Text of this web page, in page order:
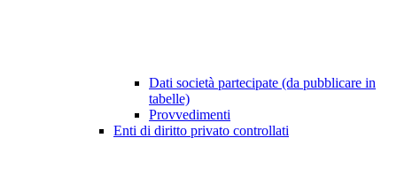
Dati società partecipate (da pubblicare in
tabelle)
Provvedimenti
Enti di diritto privato controllati